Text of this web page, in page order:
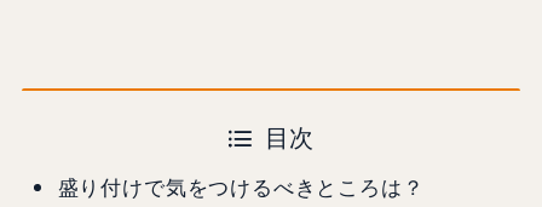
目次
盛り付けで気をつけるべきところは？